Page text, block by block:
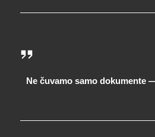
Ne čuvamo samo dokumente